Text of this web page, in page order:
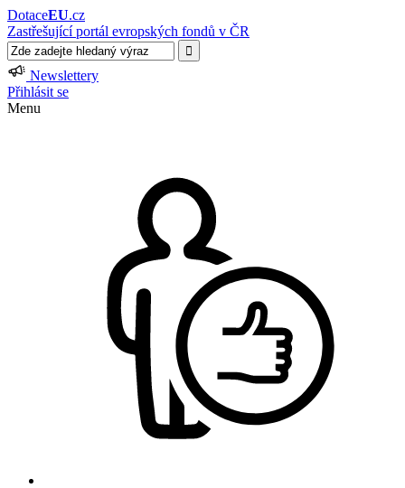
DotaceEU.cz
Zastřešující portál evropských fondů v ČR
Newslettery
Přihlásit se
Menu